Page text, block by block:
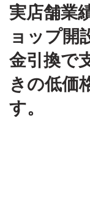
実店舗業
ョップ開
金引換で
きの低価
す。